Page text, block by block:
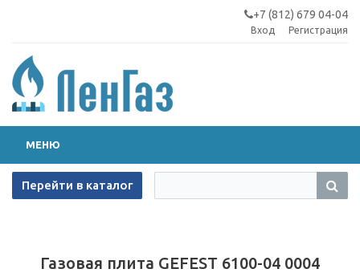
+7 (812) 679 04-04
Вход Регистрация
МЕНЮ
Перейти в каталог
Газовая плита GEFEST 6100-04 0004